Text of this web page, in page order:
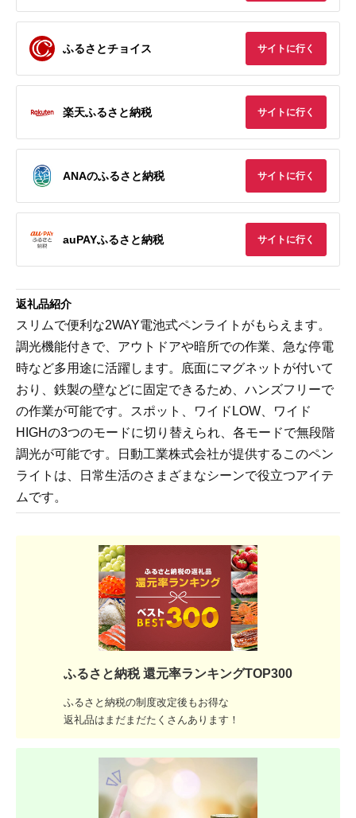
ふるさとチョイス サイトに行く
楽天ふるさと納税 サイトに行く
ANAのふるさと納税 サイトに行く
auPAYふるさと納税 サイトに行く
返礼品紹介
スリムで便利な2WAY電池式ペンライトがもらえます。
調光機能付きで、アウトドアや暗所での作業、急な停電
時など多用途に活躍します。底面にマグネットが付いて
おり、鉄製の壁などに固定できるため、ハンズフリーで
の作業が可能です。スポット、ワイドLOW、ワイド
HIGHの3つのモードに切り替えられ、各モードで無段階
調光が可能です。日動工業株式会社が提供するこのペン
ライトは、日常生活のさまざまなシーンで役立つアイテ
ムです。
ふるさと納税 還元率ランキングTOP300
ふるさと納税の制度改定後もお得な
返礼品はまだまだたくさんあります！